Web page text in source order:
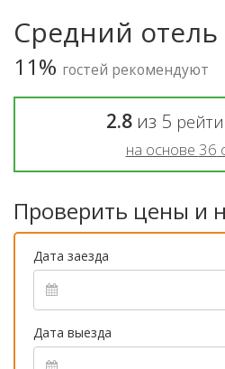
Средний отель
11% гостей рекомендуют
2.8из 5
на основе 36
Проверить цены и
Дата заезда
Дата выезда